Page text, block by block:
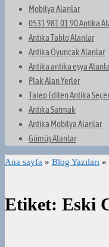
Mobilya Alanlar
0531 981 01 90 Antika
Antika Tablo Alanlar
Antika Oyuncak Alanlar
Antika antika eşya
Plak Alan Yerler
Talep Edilen Antika
Antika Satmak
Antika Mobilya Alanlar
Gümüş Alanlar
Ana sayfa » Blog Yazıları »
Etiket: Eski